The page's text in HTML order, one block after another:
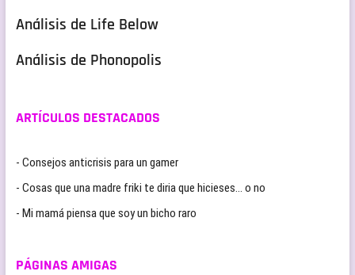
Análisis de Life Below
Análisis de Phonopolis
ARTÍCULOS DESTACADOS
- Consejos anticrisis para un gamer
- Cosas que una madre friki te diria que hicieses… o no
- Mi mamá piensa que soy un bicho raro
PÁGINAS AMIGAS